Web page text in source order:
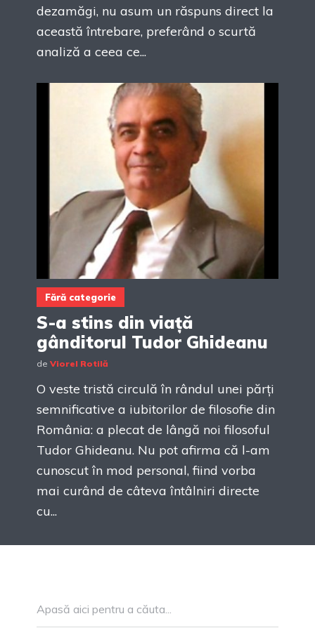
dezamăgi, nu asum un răspuns direct la
această întrebare, preferând o scurtă
analiză a ceea ce...
Fără categorie
S-a stins din viață
gânditorul Tudor Ghideanu
de Viorel Rotilă
O veste tristă circulă în rândul unei părți
semnificative a iubitorilor de filosofie din
România: a plecat de lângă noi filosoful
Tudor Ghideanu. Nu pot afirma că l-am
cunoscut în mod personal, fiind vorba
mai curând de câteva întâlniri directe
cu...